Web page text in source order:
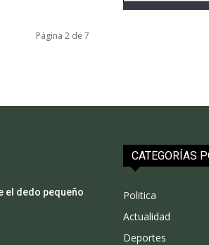
Página 2 de 7
el dedo pequeño
CATEGORÍAS
Politica
Actualidad
Deportes